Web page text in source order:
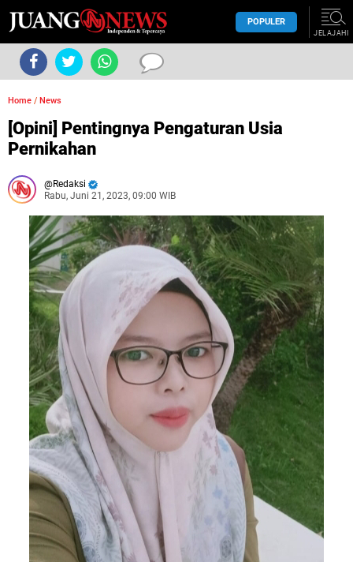
POPULER
JELAJAHI
Home / News
[Opini] Pentingnya Pengaturan Usia
Pernikahan
Redaksi
Rabu, Juni 21, 2023, 09:00 WIB